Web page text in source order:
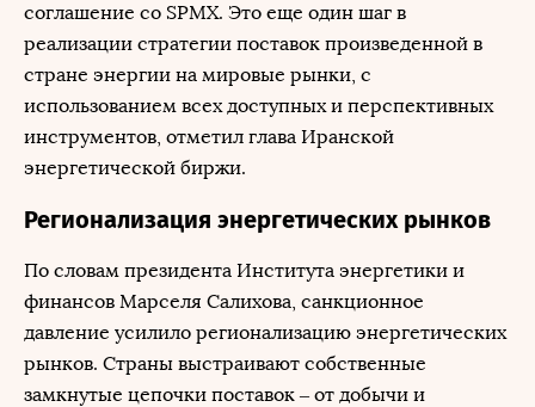
соглашение со SPMX. Это еще один шаг в
реализации стратегии поставок произведенной в
стране энергии на мировые рынки, с
использованием всех доступных и перспективных
инструментов, отметил глава Иранской
энергетической биржи.
Регионализация энергетических рынков
По словам президента Института энергетики и
финансов Марселя Салихова, санкционное
давление усилило регионализацию энергетических
рынков. Страны выстраивают собственные
замкнутые цепочки поставок – от добычи и